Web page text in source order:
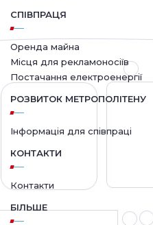
СПІВПРАЦЯ
Оренда майна
Місця для рекламоносіїв
Постачання електроенергії
РОЗВИТОК МЕТРОПОЛІТЕНУ
Інформація для співпраці
КОНТАКТИ
Контакти
БІЛЬШЕ